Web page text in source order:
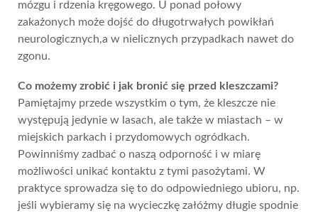
mózgu i rdzenia kręgowego. U ponad połowy
zakażonych może dojść do długotrwałych powikłań
neurologicznych,a w nielicznych przypadkach nawet do
zgonu.
Co możemy zrobić i jak bronić się przed kleszczami?
Pamiętajmy przede wszystkim o tym, że kleszcze nie
występują jedynie w lasach, ale także w miastach – w
miejskich parkach i przydomowych ogródkach.
Powinniśmy zadbać o naszą odporność i w miarę
możliwości unikać kontaktu z tymi pasożytami. W
praktyce sprowadza się to do odpowiedniego ubioru, np.
jeśli wybieramy się na wycieczkę załóżmy długie spodnie